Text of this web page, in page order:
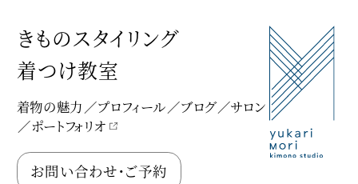
Yukari Mori Kimono Studio
きものスタイリング
着つけ教室
着物の魅力 プロフィール ブログ
サロン
ポートフォリオ
お問い合わせ・ご予約